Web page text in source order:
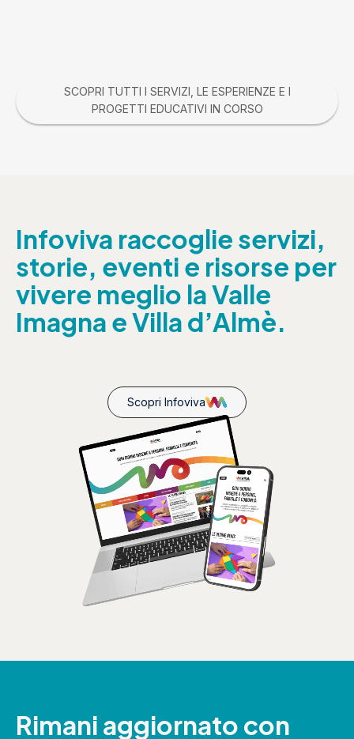
SCOPRI TUTTI I SERVIZI, LE ESPERIENZE E I
PROGETTI EDUCATIVI IN CORSO
Infoviva raccoglie servizi,
storie, eventi e risorse per
vivere meglio la Valle
Imagna e Villa d’Almè.
Scopri Infoviva
Rimani aggiornato con